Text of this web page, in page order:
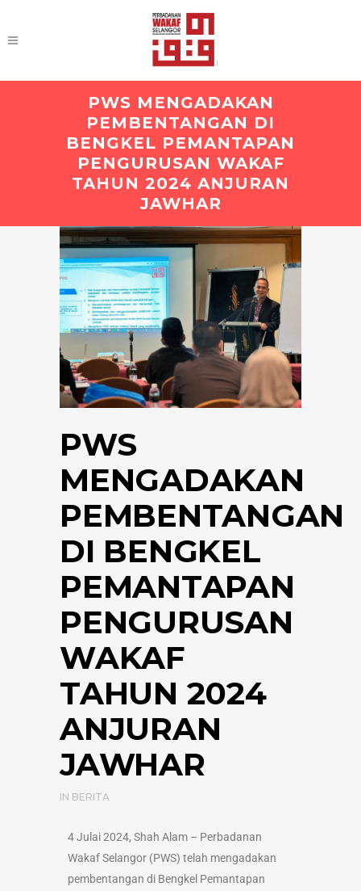
PWS MENGADAKAN
PEMBENTANGAN DI
BENGKEL PEMANTAPAN
PENGURUSAN WAKAF
TAHUN 2024 ANJURAN
JAWHAR
PWS
MENGADAKAN
PEMBENTANGAN
DI BENGKEL
PEMANTAPAN
PENGURUSAN
WAKAF
TAHUN 2024
ANJURAN
JAWHAR
IN BERITA
4 Julai 2024, Shah Alam – Perbadanan
Wakaf Selangor (PWS) telah mengadakan
pembentangan di Bengkel Pemantapan